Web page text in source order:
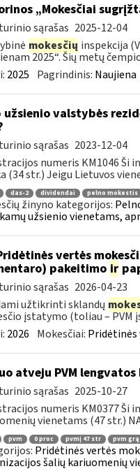
„Mokesčiai
sąrašas 2025-12-04
mokesčių inspekcija
2025“. Šių metų
2025 Pagrindinis: Naujiena
užsienio valstybės
sąrašas 2023-12-04
numeris KM1046 Ši
(34 str.) Jeigu Lietuvos
das-2 dividendai pelno mokestis
žinyno kategorijos:
užsienio vienetams,
vertės
pakeitimo ir
sąrašas 2026-04-23
užtikrinti sklandų
įstatymo (toliau – PVM
2026 Mokesčiai:
atveju PVM
sąrašas 2025-10-27
numeris KM0377 Ši
vienetams (47 str.)
pvm 0 proc pvmį 47 str pvm
Pridėtinės vertės
šalių kariuomenių